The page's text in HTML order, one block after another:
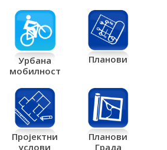
Урбана
мобилност
Планови
Пројектни
услови
Планови
Града